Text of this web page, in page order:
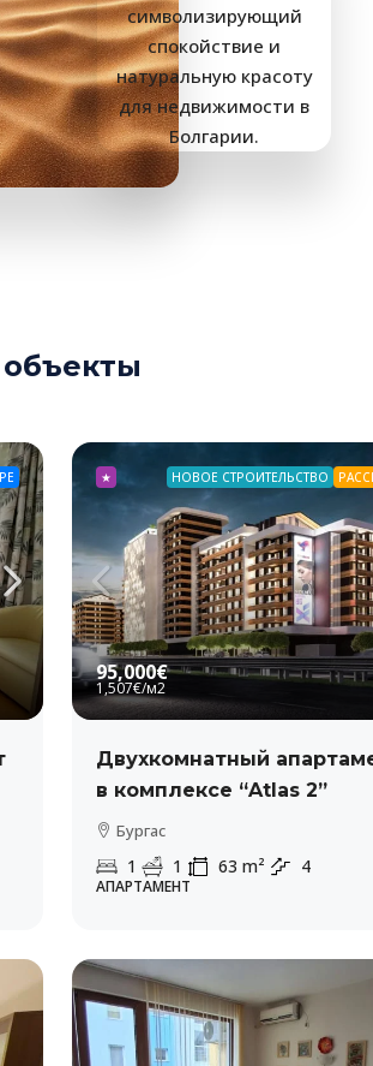
★ НОВОЕ СТРОИТЕЛЬСТВО
95,000€
1,507€/м2
Двухкомнатный
в комплексе “Atlas 2”
Бургас
1 1 63 m² 4
АПАРТАМЕНТ